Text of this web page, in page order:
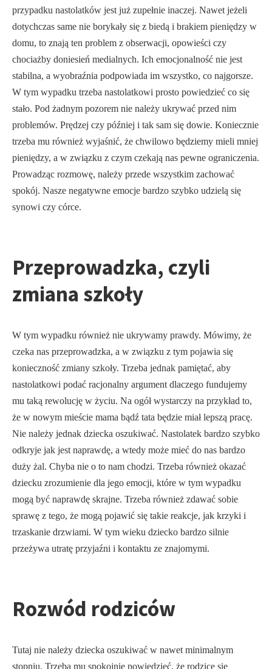
przypadku nastolatków jest już zupełnie inaczej. Nawet jeżeli
dotychczas same nie borykały się z biedą i brakiem pieniędzy w
domu, to znają ten problem z obserwacji, opowieści czy
chociażby doniesień medialnych. Ich emocjonalność nie jest
stabilna, a wyobraźnia podpowiada im wszystko, co najgorsze.
W tym wypadku trzeba nastolatkowi prosto powiedzieć co się
stało. Pod żadnym pozorem nie należy ukrywać przed nim
problemów. Prędzej czy później i tak sam się dowie. Koniecznie
trzeba mu również wyjaśnić, że chwilowo będziemy mieli mniej
pieniędzy, a w związku z czym czekają nas pewne ograniczenia.
Prowadząc rozmowę, należy przede wszystkim zachować
spokój. Nasze negatywne emocje bardzo szybko udzielą się
synowi czy córce.
Przeprowadzka, czyli
zmiana szkoły
W tym wypadku również nie ukrywamy prawdy. Mówimy, że
czeka nas przeprowadzka, a w związku z tym pojawia się
konieczność zmiany szkoły. Trzeba jednak pamiętać, aby
nastolatkowi podać racjonalny argument dlaczego fundujemy
mu taką rewolucję w życiu. Na ogół wystarczy na przykład to,
że w nowym mieście mama bądź tata będzie miał lepszą pracę.
Nie należy jednak dziecka oszukiwać. Nastolatek bardzo szybko
odkryje jak jest naprawdę, a wtedy może mieć do nas bardzo
duży żal. Chyba nie o to nam chodzi. Trzeba również okazać
dziecku zrozumienie dla jego emocji, które w tym wypadku
mogą być naprawdę skrajne. Trzeba również zdawać sobie
sprawę z tego, że mogą pojawić się takie reakcje, jak krzyki i
trzaskanie drzwiami. W tym wieku dziecko bardzo silnie
przeżywa utratę przyjaźni i kontaktu ze znajomymi.
Rozwód rodziców
Tutaj nie należy dziecka oszukiwać w nawet minimalnym
stopniu. Trzeba mu spokojnie powiedzieć, że rodzice się